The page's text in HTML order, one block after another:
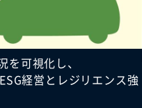
を可視化し、
経営とレジリエンス強